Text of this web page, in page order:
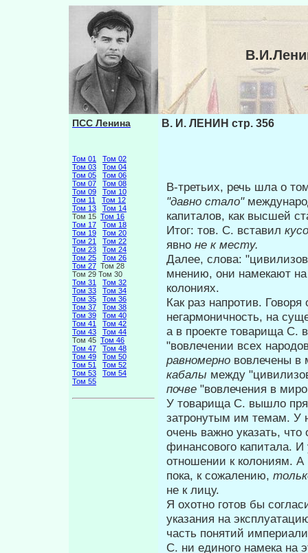
ПСС Ленина
Том 01
Том 02
Том 03
Том 04
Том 05
Том 06
Том 07
Том 08
Том 09
Том 10
Том 11
Том 12
Том 13
Том 14
Том 15 Том 16
Том 17
Том 18
Том 19
Том 20
Том 21
Том 22
Том 23
Том 24
Том 25
Том 26
Том 27 Том 28
Том 29 Том 30
Том 31
Том 32
Том 33
Том 34
Том 35
Том 36
Том 37
Том 38
Том 39
Том 40
Том 41
Том 42
Том 43
Том 44
Том 45 Том 46
Том 47
Том 48
Том 49
Том 50
Том 51
Том 52
Том 53
Том 54
Том 55
В. И. ЛЕНИН стр. 356
В-третьих, речь шла о
"давно стало"
капиталов, как высшей
Итог: тов. С. вставил
явно не к месту.
Далее, слова:
мнению, они намекают
колониях.
Как раз напротив.
негар­моничность, на
а в проекте то­варища С.
"вовлечении всех
равномерно вовлечены в
кабалы между
почве "вовлечения в
У товарища С. вышло
затрону­тым им темам. У
очень важно указать,
финансового капитала.
отношении к колониям. А
пока, к сожалению,
не к лицу.
Я охотно готов бы
указа­ния на
часть понятий
С. ни единого намека на